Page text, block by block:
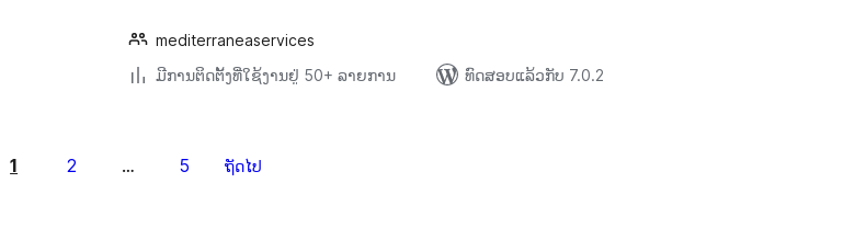
mediterraneaservices
ມີການຕິດຕັ້ງທີ່ໃຊ້ງານຢູ່ 50+ ລາຍການ
ທົດສອບແລ້ວກັບ 7.0.2
1 2 … 5 ຖັດໄປ